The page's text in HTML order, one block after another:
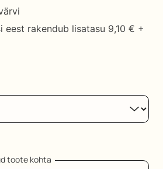
rakendub lisatasu 9,10 € +
toote kohta